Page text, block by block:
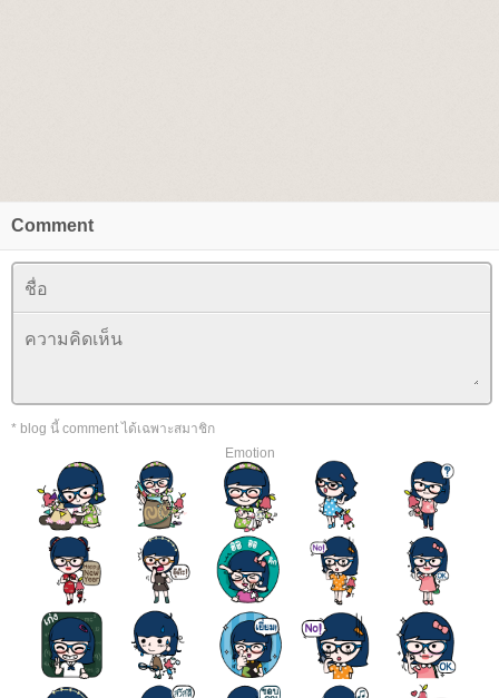
Comment
* blog นี้ comment ได้เฉพาะสมาชิก
Emotion